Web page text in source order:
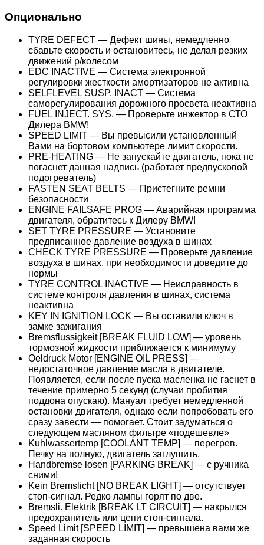
Опционально
TYRE DEFECT — Дефект шины, немедленно
сбавьте скорость и остановитесь, не делая резких
движений р/колесом
EDC INACTIVE — Система электронной
регулировки жесткости амортизаторов не активна
SELFLEVEL SUSP. INACT — Система
саморегулирования дорожного просвета неактивна
FUEL INJECT. SYS. — Проверьте инжектор в СТО
Дилера BMW!
SPEED LIMIT — Вы превысили установленный
Вами на бортовом компьютере лимит скорости.
PRE-HEATING — Не запускайте двигатель, пока не
погаснет данная надпись (работает предпусковой
подогреватель)
FASTEN SEAT BELTS — Пристегните ремни
безопасности
ENGINE FAILSAFE PROG — Аварийная программа
двигателя, обратитесь к Дилеру BMW!
SET TYRE PRESSURE — Установите
предписанное давление воздуха в шинах
CHECK TYRE PRESSURE — Проверьте давление
воздуха в шинах, при необходимости доведите до
нормы
TYRE CONTROL INACTIVE — Неисправность в
системе контроля давления в шинах, система
неактивна
KEY IN IGNITION LOCK — Вы оставили ключ в
замке зажигания
Bremsflussigkeit [BREAK FLUID LOW] — уровень
тормозной жидкости приближается к минимуму
Oeldruck Motor [ENGINE OIL PRESS] —
недостаточное давление масла в двигателе.
Появляется, если после пуска масленка не гаснет в
течение примерно 5 секунд (случаи пробития
поддона опускаю). Мануал требует немедленной
остановки двигателя, однако если попробовать его
сразу завести — помогает. Стоит задуматься о
следующем масляном фильтре «подешевле»
Kuhlwassertemp [COOLANT TEMP] — перегрев.
Печку на полную, двигатель заглушить.
Handbremse losen [PARKING BREAK] — с ручника
сними!
Kein Bremslicht [NO BREAK LIGHT] — отсутствует
стоп-сигнал. Редко лампы горят по две.
Bremsli. Elektrik [BREAK LT CIRCUIT] — накрылся
предохранитель или цепи стоп-сигнала.
Speed Limit [SPEED LIMIT] — превышена вами же
заданная скорость